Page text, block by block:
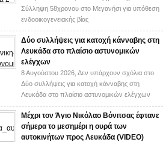
Σύλληψη 58χρονου στο Μεγανήσι για υπόθεση
ενδοοικογενειακής βίας
Δύο συλλήψεις για κατοχή κάνναβης στη
Λευκάδα στο πλαίσιο αστυνομικών
ελέγχων
8 Αυγούστου 2026, Δεν υπάρχουν σχόλια στο
Δύο συλλήψεις για κατοχή κάνναβης στη
Λευκάδα στο πλαίσιο αστυνομικών ελέγχων
Mέχρι τον Άγιο Νικόλαο Βόνιτσας έφτανε
σήμερα το μεσημέρι η ουρά των
αυτοκινήτων προς Λευκάδα (VIDEO)